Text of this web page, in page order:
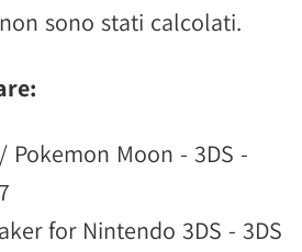
sono stati calcolati.
Pokemon Moon - 3DS -
for Nintendo 3DS - 3DS